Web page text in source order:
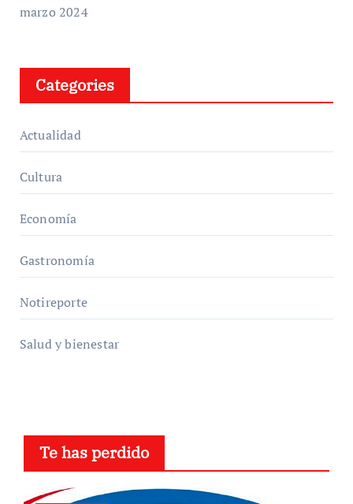
marzo 2024
Categories
Actualidad
Cultura
Economía
Gastronomía
Notireporte
Salud y bienestar
Te has perdido